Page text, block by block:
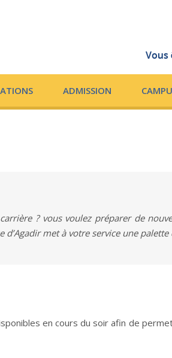
ADMISSION
? vous voulez préparer de
d’Agadir met à votre service une
en cours du soir afin de